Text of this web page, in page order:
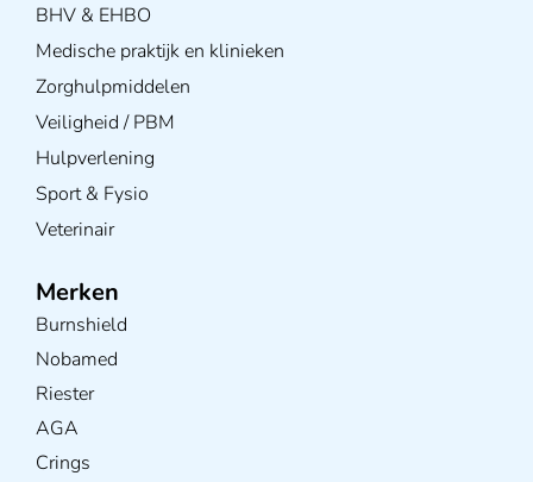
BHV & EHBO
Medische praktijk en klinieken
Zorghulpmiddelen
Veiligheid / PBM
Hulpverlening
Sport & Fysio
Veterinair
Merken
Burnshield
Nobamed
Riester
AGA
Crings